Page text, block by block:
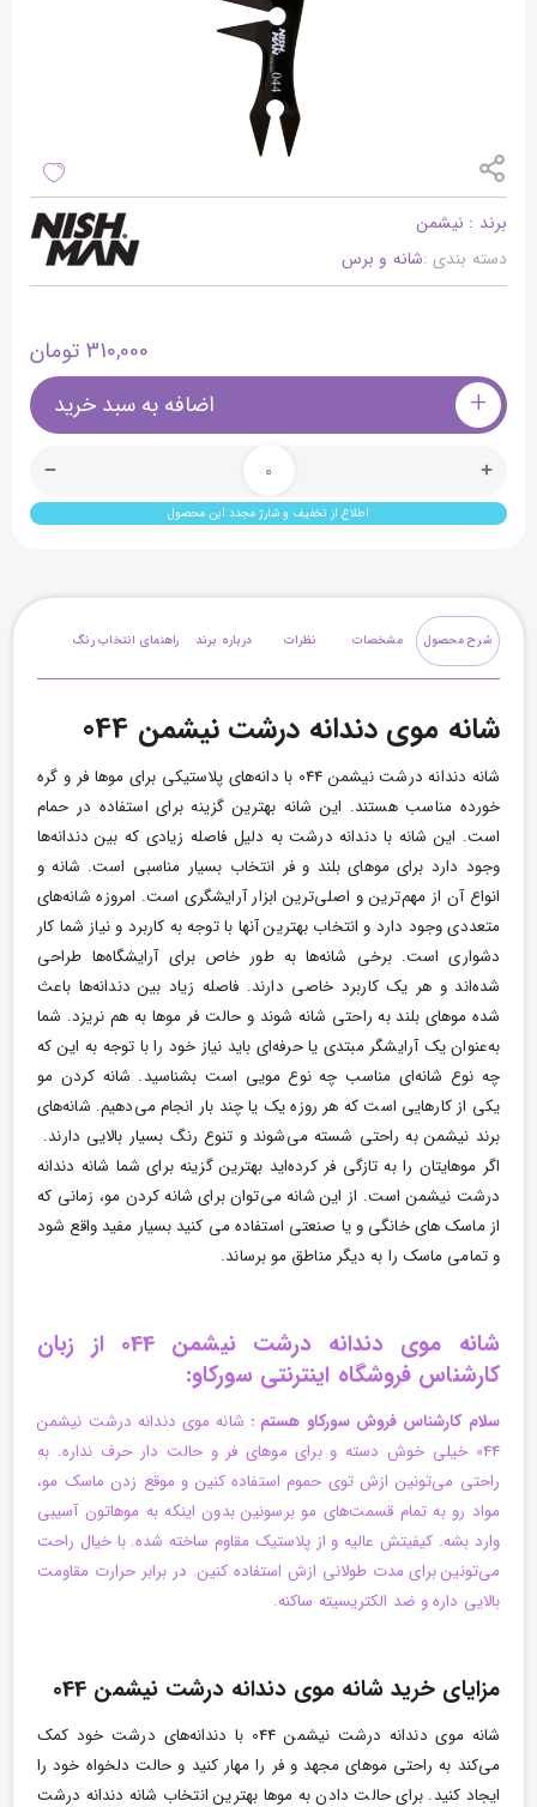
برند : نیشمن
دسته بندی :شانه و برس
0
اطلاع از تخفیف و شارژ مجدد این محصول
310,000 تومان
+ اضافه به سبد خرید
شرح محصول مشخصات نظرات درباره برند راهنمای انتخاب رنگ
شانه موی دندانه درشت نیشمن 044
شانه دندانه درشت نیشمن 044 با دانه‌های پلاستیکی برای موها فر و گره
خورده مناسب هستند. این شانه بهترین گزینه برای استفاده در حمام
است. این شانه با دندانه درشت به دلیل فاصله زیادی که بین دندانه‌ها
وجود دارد برای موهای بلند و فر انتخاب بسیار مناسبی است. شانه و
انواع آن از مهم‌ترین و اصلی‌ترین ابزار آرایشگری است. امروزه شانه‌های
متعددی وجود دارد و انتخاب بهترین آنها با توجه‌ به کاربرد و نیاز شما کار
دشواری است. برخی شانه‌ها به طور خاص برای آرایشگاه‌ها طراحی
شده‌اند و هر یک کاربرد خاصی دارند. فاصله زیاد بین دندانه‌ها باعث
شده موهای بلند به راحتی شانه شوند و حالت فر موها به هم نریزد. شما
به‌عنوان یک آرایشگر مبتدی یا حرفه‌ای باید نیاز خود را با توجه‌ به این که
چه نوع شانه‌ای مناسب چه نوع مویی است بشناسید. شانه کردن مو
یکی از کارهایی است که هر روزه یک یا چند بار انجام می‌دهیم. شانه‌های
برند نیشمن به راحتی شسته می‌شوند و تنوع رنگ بسیار بالایی دارند.
اگر موهایتان را به تازگی فر کرده‌اید بهترین گزینه برای شما شانه دندانه
درشت نیشمن است. از این شانه می‌توان برای شانه کردن مو، زمانی که
از ماسک های خانگی و یا صنعتی استفاده می کنید بسیار مفید واقع شود
و تمامی ماسک را به دیگر مناطق مو برساند.
شانه موی دندانه درشت نیشمن 044 از زبان
کارشناس فروشگاه اینترنتی سورکاو:
سلام کارشناس فروش سورکاو هستم : شانه موی دندانه درشت نیشمن
044 خیلی خوش دسته و برای موهای فر و حالت دار حرف نداره. به
راحتی می‌تونین ازش توی حموم استفاده کنین و موقع زدن ماسک مو،
مواد رو به تمام قسمت‌های مو برسونین بدون اینکه به موهاتون آسیبی
وارد بشه. کیفیتش عالیه و از پلاستیک مقاوم ساخته شده. با خیال راحت
می‌تونین برای مدت طولانی ازش استفاده کنین. در برابر حرارت مقاومت
بالایی داره و ضد الکتریسیته ساکنه.
مزایای خرید شانه موی دندانه درشت نیشمن 044
شانه موی دندانه درشت نیشمن 044 با دندانه‌های درشت خود کمک
می‌کند به راحتی موهای مجهد و فر را مهار کنید و حالت دلخواه خود را
ایجاد کنید. برای حالت دادن به موها بهترین انتخاب شانه دندانه درشت